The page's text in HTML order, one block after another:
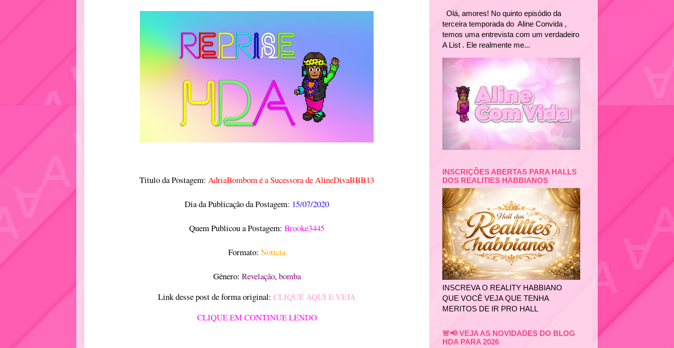
Titulo da Postagem: AdriaBombom é a Sucessora de AlineDivaBBB13
Dia da Publicação da Postagem: 15/07/2020
Quem Publicou a Postagem: Brooke3445
Formato: Noticia
Gênero: Revelação,bomba
Link desse post de forma original: CLIQUE AQUI E VEJA
CLIQUE EM CONTINUE LENDO
Olá, amores! No quinto episódio da
terceira temporada do Aline Convida ,
temos uma entrevista com um verdadeiro
A List . Ele realmente me...
INSCRIÇÕES ABERTAS PARA HALLS
DOS REALITIES HABBIANOS
INSCREVA O REALITY HABBIANO
QUE VOCÊ VEJA QUE TENHA
MERITOS DE IR PRO HALL
🚨📢 VEJA AS NOVIDADES DO BLOG
HDA PARA 2026